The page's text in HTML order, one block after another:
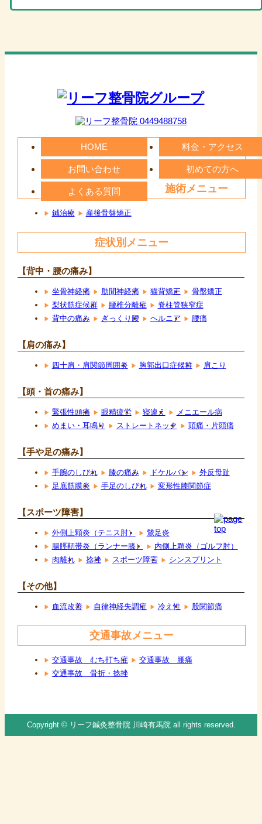
HOME 料金・アクセス
お問い合わせ 初めての方へ
よくある質問 施術メニュー
鍼治療 産後骨盤矯正
症状別メニュー
【背中・腰の痛み】
坐骨神経痛 肋間神経痛 猫背矯正
骨盤矯正
梨状筋症候群
腰椎分離症
脊柱管狭窄症
背中の痛み
ぎっくり腰 ヘルニア 腰痛
【肩の痛み】
四十肩・肩関節周囲炎 胸郭出口症候群 肩こり
【頭・首の痛み】
緊張性頭痛 眼精疲労 寝違え
メニエール病
めまい・耳鳴り
ストレートネック 頭痛・片頭痛
【手や足の痛み】
手腕のしびれ 膝の痛み ドケルバン
外反母趾
足底筋膜炎
手足のしびれ 変形性膝関節症
【スポーツ障害】
外側上顆炎（テニス肘）
鵞足炎
腸脛靭帯炎（ランナー膝）
内側上顆炎（ゴルフ肘）
肉離れ
捻挫 スポーツ障害 シンスプリント
【その他】
血流改善 自律神経失調症 冷え性 股関節痛
交通事故メニュー
交通事故 むち打ち症
交通事故 腰痛
交通事故 骨折・捻挫
Copyright © リーフ鍼灸整骨院 川崎有馬院 all rights reserved.